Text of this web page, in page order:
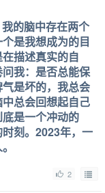
的脑中存在两个
是我想成为的目
描述真实的自
我：是否总能保
是坏的，我总会
总会回想起自己
是一个冲动的
刻。2023年，一
2